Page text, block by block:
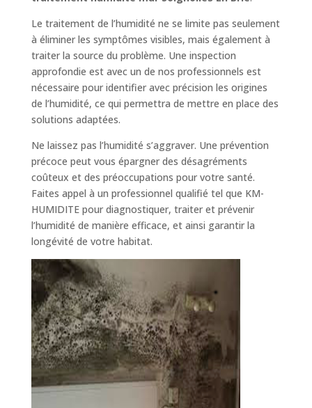
Le traitement de l’humidité ne se limite pas seulement
à éliminer les symptômes visibles, mais également à
traiter la source du problème. Une inspection
approfondie est avec un de nos professionnels est
nécessaire pour identifier avec précision les origines
de l’humidité, ce qui permettra de mettre en place des
solutions adaptées.
Ne laissez pas l’humidité s’aggraver. Une prévention
précoce peut vous épargner des désagréments
coûteux et des préoccupations pour votre santé.
Faites appel à un professionnel qualifié tel que KM-
HUMIDITE pour diagnostiquer, traiter et prévenir
l’humidité de manière efficace, et ainsi garantir la
longévité de votre habitat.